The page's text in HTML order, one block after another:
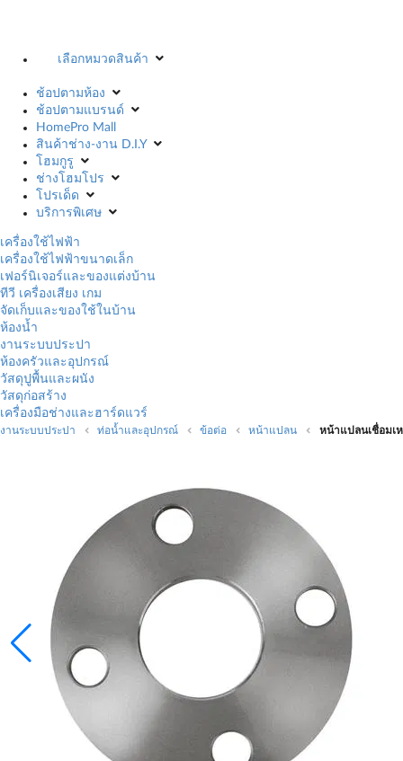
เลือกหมวดสินค้า
ช้อปตามห้อง
ช้อปตามแบรนด์
HomePro Mall
สินค้าช่าง-งาน D.I.Y
โฮมกูรู
ช่างโฮมโปร
โปรเด็ด
บริการพิเศษ
เครื่องใช้ไฟฟ้า
เครื่องใช้ไฟฟ้าขนาดเล็ก
เฟอร์นิเจอร์และของแต่งบ้าน
ทีวี เครื่องเสียง เกม
จัดเก็บและของใช้ในบ้าน
ห้องน้ำ
งานระบบประปา
ห้องครัวและอุปกรณ์
วัสดุปูพื้นและผนัง
วัสดุก่อสร้าง
เครื่องมือช่างและฮาร์ดแวร์
งานระบบประปา ท่อน้ำและอุปกรณ์ ข้อต่อ หน้าแปลน หน้าแปลนเชื่อมเ